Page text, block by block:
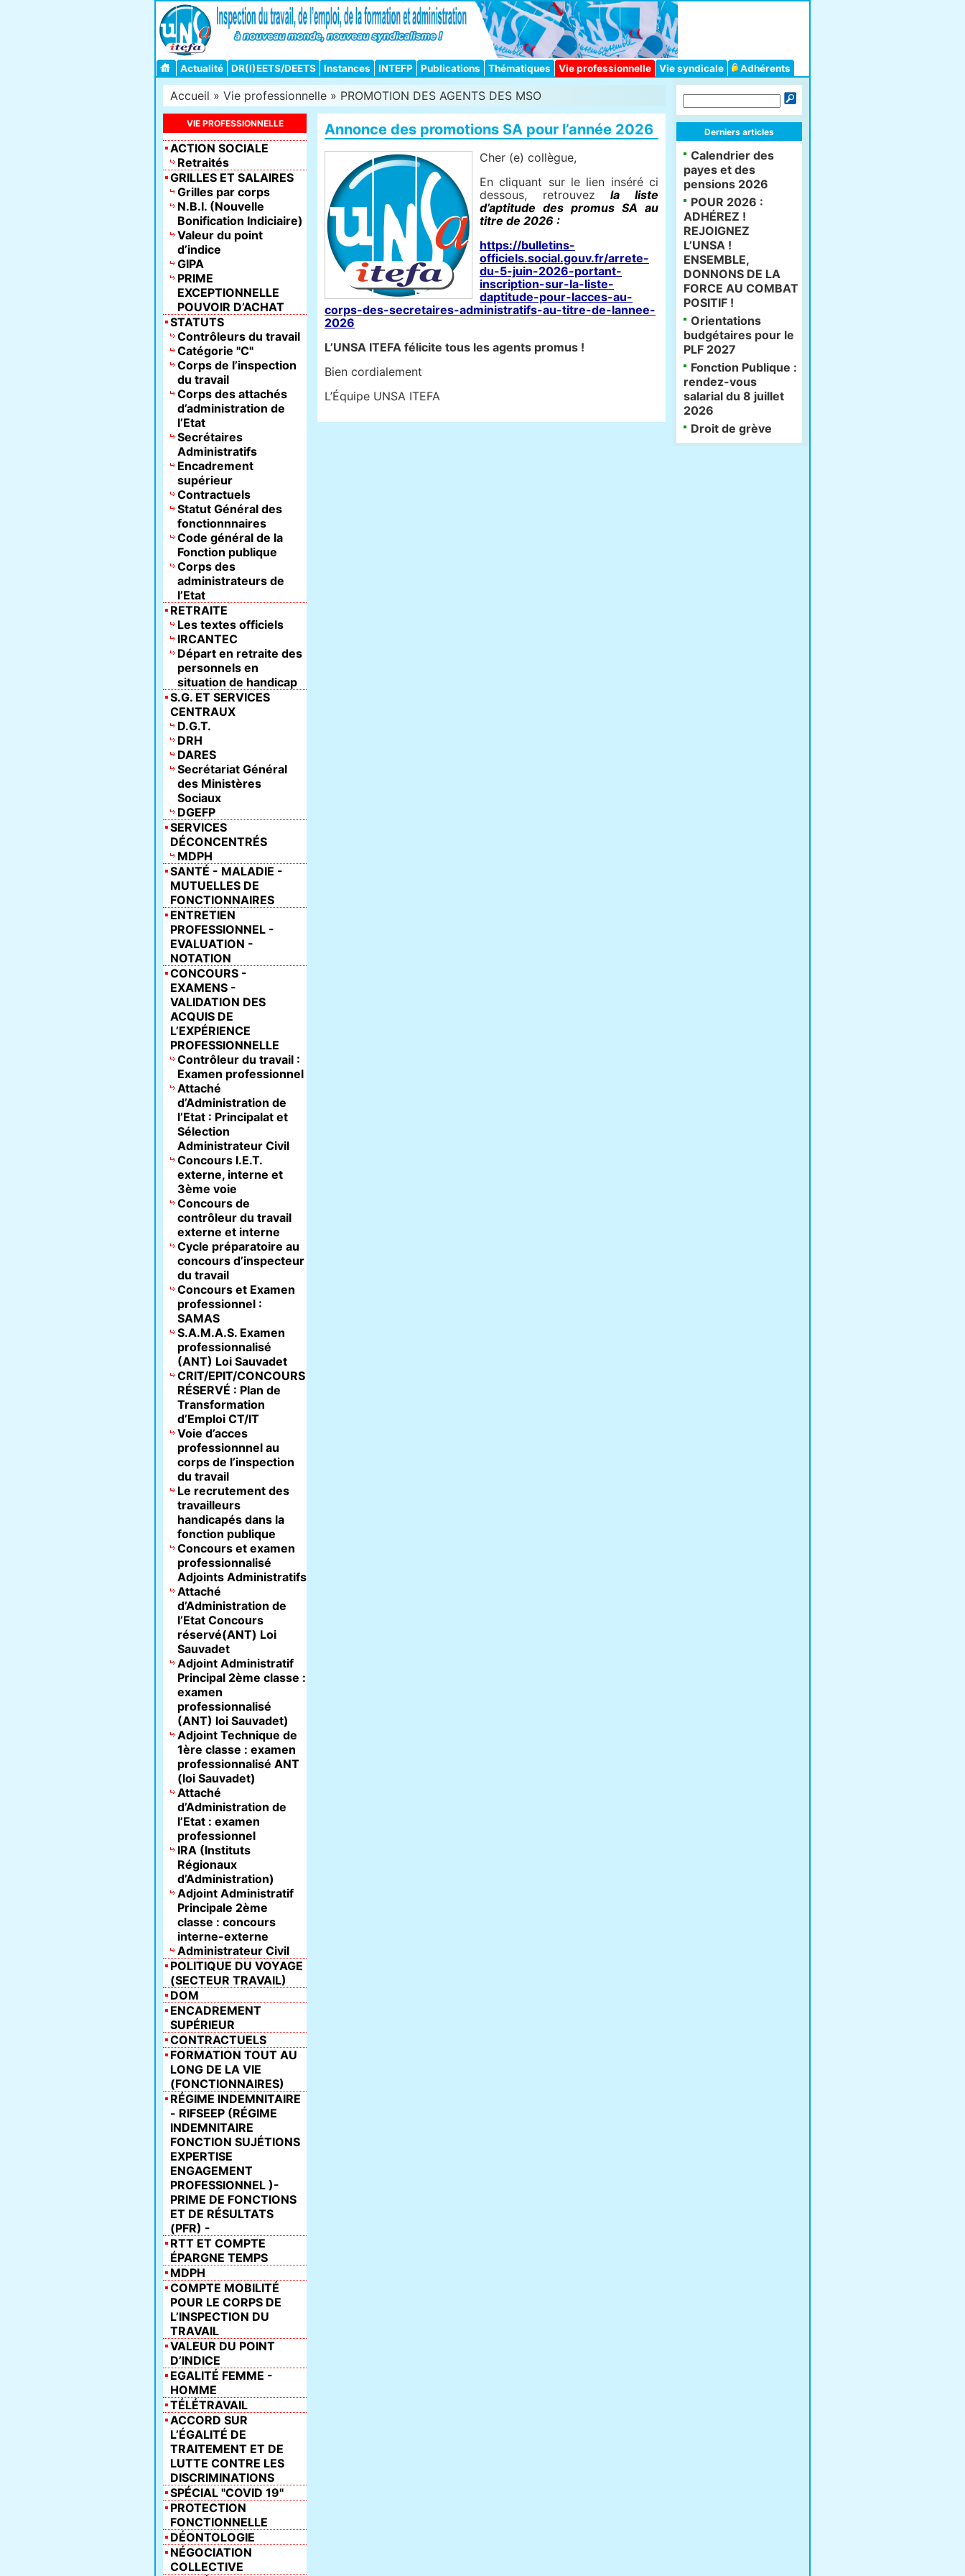
Actualité DR(I)EETS/DEETS Instances INTEFP Publications Thématiques Vie professionnelle Vie syndicale Adhérents
Accueil » Vie professionnelle » PROMOTION DES AGENTS DES MSO
Annonce des promotions SA pour l’année 2026
Cher (e) collègue,
En cliquant sur le lien inséré ci
dessous, retrouvezla liste
d’aptitude des promus SA au
titre de 2026 :
https://bulletins-
officiels.social.gouv.fr/arrete-
du-5-juin-2026-portant-
inscription-sur-la-liste-
daptitude-pour-lacces-au-
corps-des-secretaires-administratifs-au-titre-de-lannee-
2026
L’UNSA ITEFA félicite tous les agents promus !
Bien cordialement
L’Équipe UNSA ITEFA
VIE PROFESSIONNELLE
ACTION SOCIALE
Retraités
GRILLES ET SALAIRES
Grilles par corps
N.B.I. (Nouvelle
Bonification Indiciaire)
Valeur du point
d’indice
GIPA
PRIME
EXCEPTIONNELLE
POUVOIR D’ACHAT
STATUTS
Contrôleurs du travail
Catégorie "C"
Corps de l’inspection
du travail
Corps des attachés
d’administration de
l’Etat
Secrétaires
Administratifs
Encadrement
supérieur
Contractuels
Statut Général des
fonctionnnaires
Code général de la
Fonction publique
Corps des
administrateurs de
l’Etat
RETRAITE
Les textes officiels
IRCANTEC
Départ en retraite des
personnels en
situation de handicap
S.G. ET SERVICES
CENTRAUX
D.G.T.
DRH
DARES
Secrétariat Général
des Ministères
Sociaux
DGEFP
SERVICES
DÉCONCENTRÉS
MDPH
SANTÉ - MALADIE -
MUTUELLES DE
FONCTIONNAIRES
ENTRETIEN
PROFESSIONNEL -
EVALUATION -
NOTATION
CONCOURS -
EXAMENS -
VALIDATION DES
ACQUIS DE
L’EXPÉRIENCE
PROFESSIONNELLE
Contrôleur du travail :
Examen professionnel
Attaché
d’Administration de
l’Etat : Principalat et
Sélection
Administrateur Civil
Concours I.E.T.
externe, interne et
3ème voie
Concours de
contrôleur du travail
externe et interne
Cycle préparatoire au
concours d’inspecteur
du travail
Concours et Examen
professionnel :
SAMAS
S.A.M.A.S. Examen
professionnalisé
(ANT) Loi Sauvadet
CRIT/EPIT/CONCOURS
RÉSERVÉ : Plan de
Transformation
d’Emploi CT/IT
Voie d’acces
professionnnel au
corps de l’inspection
du travail
Le recrutement des
travailleurs
handicapés dans la
fonction publique
Concours et examen
professionnalisé
Adjoints Administratifs
Attaché
d’Administration de
l’Etat Concours
réservé(ANT) Loi
Sauvadet
Adjoint Administratif
Principal 2ème classe :
examen
professionnalisé
(ANT) loi Sauvadet)
Adjoint Technique de
1ère classe : examen
professionnalisé ANT
(loi Sauvadet)
Attaché
d’Administration de
l’Etat : examen
professionnel
IRA (Instituts
Régionaux
d’Administration)
Adjoint Administratif
Principale 2ème
classe : concours
interne-externe
Administrateur Civil
POLITIQUE DU VOYAGE
(SECTEUR TRAVAIL)
DOM
ENCADREMENT
SUPÉRIEUR
CONTRACTUELS
FORMATION TOUT AU
LONG DE LA VIE
(FONCTIONNAIRES)
RÉGIME INDEMNITAIRE
- RIFSEEP (RÉGIME
INDEMNITAIRE
FONCTION SUJÉTIONS
EXPERTISE
ENGAGEMENT
PROFESSIONNEL )-
PRIME DE FONCTIONS
ET DE RÉSULTATS
(PFR) -
RTT ET COMPTE
ÉPARGNE TEMPS
MDPH
COMPTE MOBILITÉ
POUR LE CORPS DE
L’INSPECTION DU
TRAVAIL
VALEUR DU POINT
D’INDICE
EGALITÉ FEMME -
HOMME
TÉLÉTRAVAIL
ACCORD SUR
L’ÉGALITÉ DE
TRAITEMENT ET DE
LUTTE CONTRE LES
DISCRIMINATIONS
SPÉCIAL "COVID 19"
PROTECTION
FONCTIONNELLE
DÉONTOLOGIE
NÉGOCIATION
COLLECTIVE
Derniers articles
Calendrier des
payes et des
pensions 2026
POUR 2026 :
ADHÉREZ !
REJOIGNEZ
L’UNSA !
ENSEMBLE,
DONNONS DE LA
FORCE AU COMBAT
POSITIF !
Orientations
budgétaires pour le
PLF 2027
Fonction Publique :
rendez-vous
salarial du 8 juillet
2026
Droit de grève